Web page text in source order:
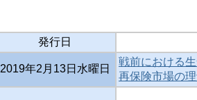
発行日
2019年2月13日水曜日
戦前における
再保険市場の